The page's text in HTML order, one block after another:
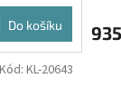
Do košíku
Kód: KL-20643